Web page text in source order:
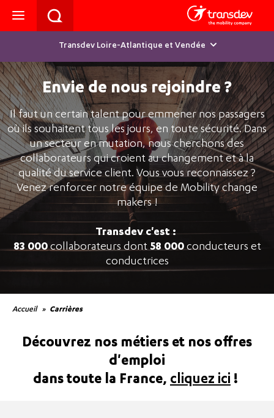
Transdev Loire-Atlantique et Vendée
Envie de nous rejoindre ?
Il faut un certain talent pour emmener nos passagers
où ils souhaitent tous les jours, en toute sécurité. Dans
un secteur en mutation, nous cherchons des
collaborateurs qui croient au changement et à la
qualité du service client. Vous vous reconnaissez ?
Venez renforcer notre équipe de Mobility change
makers !
Transdev c'est :
83 000collaborateurs dont58 000conducteurs et
conductrices
Accueil Carrières
Découvrez nos métiers et nos offres
d'emploi
dans toute la France, cliquez ici !